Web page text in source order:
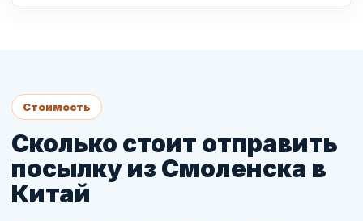
Стоимость
Сколько стоит отправить
посылку из Смоленска в
Китай